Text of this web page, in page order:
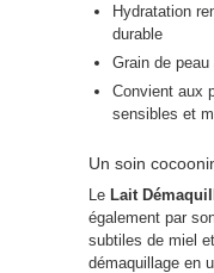
Hydratation
durable
Grain de
Convient aux
sensibles et
Un soin
Le Lait
également par
subtiles de miel
démaquillage en